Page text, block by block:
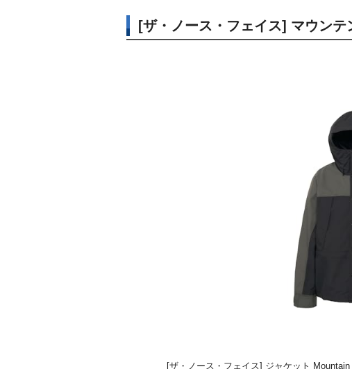
[ザ・ノース・フェイス] マウン
[ザ・ノース・フェイス] ジャケット